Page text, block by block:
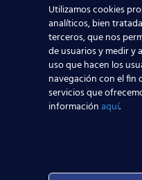
Curso:
Centro:
Utilizamos cookies
analíticos, bien
terceros, que nos
de usuarios y medir y
uso que hacen los
navegación con el fin
servicios que
informaciónaquí.